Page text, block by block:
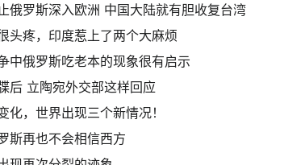
俄罗斯深入欧洲 中国大陆就有胆收复台湾
头疼，印度惹上了两个大麻烦
中俄罗斯吃老本的现象很有启示
后 立陶宛外交部这样回应
化，世界出现三个新情况！
斯再也不会相信西方